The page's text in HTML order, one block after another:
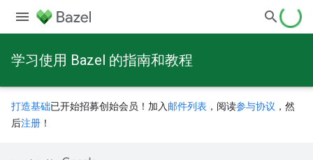
学习使用 Bazel 的指南和教程
打造基础已开始招募创始会员！加入 邮件列表 ，阅读参与协议 ，然
后注册 ！